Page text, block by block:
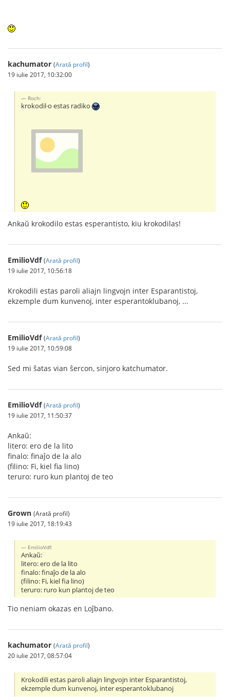
kachumator (Arată profil)
19 iulie 2017, 10:32:00
Roch:
krokodil·o estas radiko
Ankaŭ krokodilo estas esperantisto, kiu krokodilas!
EmilioVdf (Arată profil)
19 iulie 2017, 10:56:18
Krokodili estas paroli aliajn lingvojn inter Esparantistoj,
ekzemple dum kunvenoj, inter esperantoklubanoj, ...
EmilioVdf (Arată profil)
19 iulie 2017, 10:59:08
Sed mi ŝatas vian ŝercon, sinjoro katchumator.
EmilioVdf (Arată profil)
19 iulie 2017, 11:50:37
Ankaŭ:
litero: ero de la lito
finalo: finaĵo de la alo
(filino: Fi, kiel fia lino)
teruro: ruro kun plantoj de teo
Grown (Arată profil)
19 iulie 2017, 18:19:43
EmilioVdf:
Ankaŭ:
litero: ero de la lito
finalo: finaĵo de la alo
(filino: Fi, kiel fia lino)
teruro: ruro kun plantoj de teo
Tio neniam okazas en Loĵbano.
kachumator (Arată profil)
20 iulie 2017, 08:57:04
Krokodili estas paroli aliajn lingvojn inter Esparantistoj,
ekzemple dum kunvenoj, inter esperantoklubanoj